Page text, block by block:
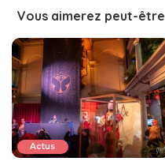
Vous aimerez peut-être
Actus